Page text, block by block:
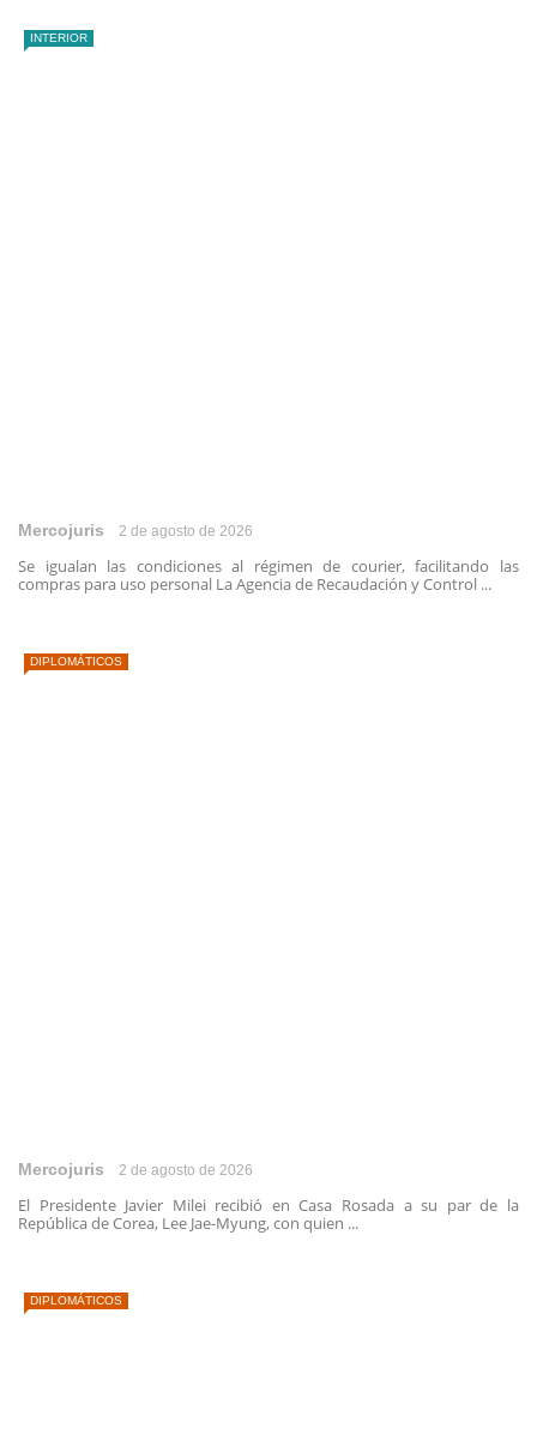
INTERIOR
Mercojuris 2 de agosto de 2026
Se igualan las condiciones al régimen de courier, facilitando las
compras para uso personal La Agencia de Recaudación y Control ...
DIPLOMÁTICOS
Mercojuris 2 de agosto de 2026
El Presidente Javier Milei recibió en Casa Rosada a su par de la
República de Corea, Lee Jae-Myung, con quien ...
DIPLOMÁTICOS